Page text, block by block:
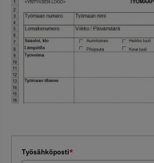
Työsähköposti*